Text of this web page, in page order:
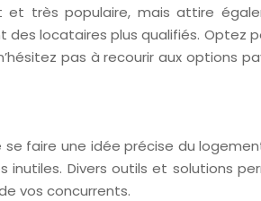
très populaire, mais attire
locataires plus qualifiés. Optez
pas à recourir aux options
faire une idée précise du
Divers outils et solutions
vos concurrents.